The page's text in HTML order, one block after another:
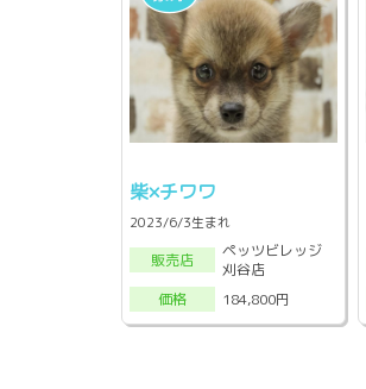
柴×チワワ
2023/6/3生まれ
販売店
ペッツビレッジ
刈谷店
価格
184,800円